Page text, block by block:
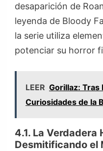
desaparición de
leyenda de Bloody
la serie utiliza
potenciar su horror
LEER Gorillaz: Tras
Curiosidades de la
4.1. La Verdadera
Desmitificando el